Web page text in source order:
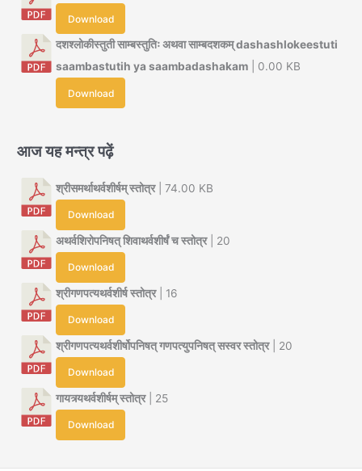
Download
दशश्लोकीस्तुती साम्बस्तुतिः अथवा साम्बदशकम् dashashlokeestuti
saambastutih ya saambadashakam | 0.00 KB
Download
आज यह मन्त्र पढ़ें
श्रीसमर्थाथर्वशीर्षम् स्तोत्र| 74.00 KB
Download
अथर्वशिरोपनिषत् शिवाथर्वशीर्षं च स्तोत्र| 20
Download
श्रीगणपत्यथर्वशीर्ष स्तोत्र| 16
Download
श्रीगणपत्यथर्वशीर्षोपनिषत् गणपत्युपनिषत् सस्वर स्तोत्र| 20
Download
गायत्र्यथर्वशीर्षम् स्तोत्र| 25
Download